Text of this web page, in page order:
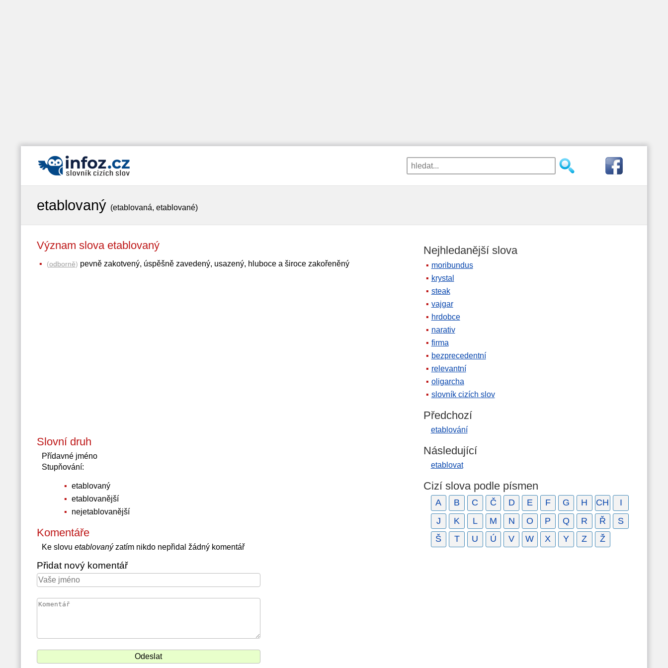
etablovaný (etablovaná, etablované)
Význam slova etablovaný
(odborně) pevně zakotvený, úspěšně zavedený, usazený, hluboce a široce zakořeněný
Slovní druh
Přídavné jméno
Stupňování:
etablovaný
etablovanější
nejetablovanější
Komentáře
Ke slovu etablovanýzatím nikdo nepřidal žádný komentář
Přidat nový komentář
Nejhledanější slova
moribundus
krystal
steak
vajgar
hrdobce
narativ
firma
bezprecedentní
relevantní
oligarcha
slovník cizích slov
Předchozí
etablování
Následující
etablovat
Cizí slova podle písmen
A B C Č D E F G H CH
I
J
K L M N O P Q R Ř
S
Š
T U Ú V W X Y Z Ž